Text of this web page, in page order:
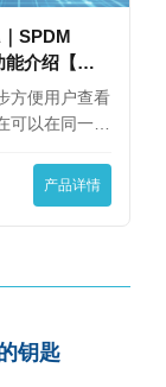
SPDM
能介绍【下
方便用户查看
可以在同一
产品详情
钥匙